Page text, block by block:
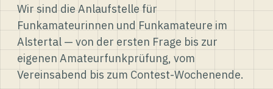
Wir sind die Anlaufstelle für
Funkamateurinnen und Funkamateure im
Alstertal — von der ersten Frage bis zur
eigenen Amateurfunkprüfung, vom
Vereinsabend bis zum Contest-Wochenende.